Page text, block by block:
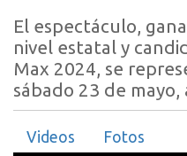
El espectáculo,
nivel estatal y
Max 2024, se
sábado 23 de mayo,
Videos Fotos